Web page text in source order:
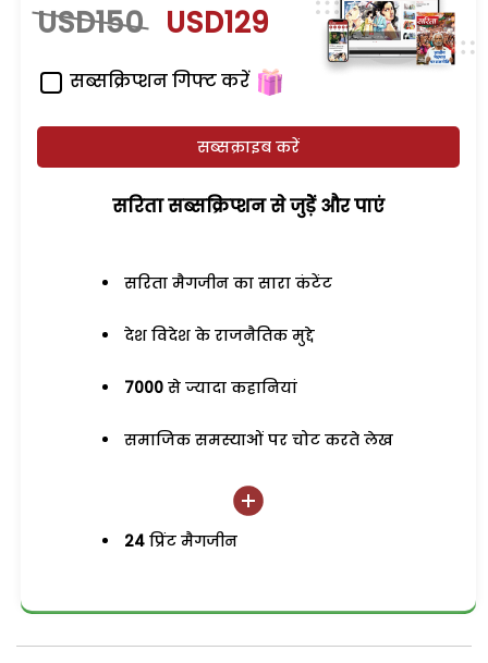
USD150 USD129
सब्सक्रिप्शन गिफ्ट करें
सब्सक्राइब करें
सरिता सब्सक्रिप्शन से जुड़ेें और पाएं
सरिता मैगजीन का सारा कंटेंट
देश विदेश के राजनैतिक मुद्दे
7000 से ज्यादा कहानियां
समाजिक समस्याओं पर चोट करते लेख
24 प्रिंट मैगजीन